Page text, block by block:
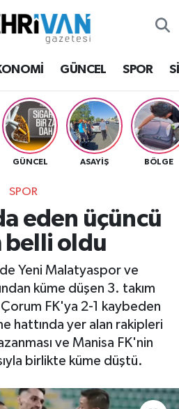
GÜNCEL SPOR
GÜNCEL ASAYİŞ BÖLGE
SPOR
eden üçüncü
belli oldu
Yeni Malatyaspor ve
küme düşen 3. takım
FK'ya 2-1 kaybeden
hattında yer alan rakipleri
ve Manisa FK'nin
birlikte küme düştü.
Haritası
ve Fikstür